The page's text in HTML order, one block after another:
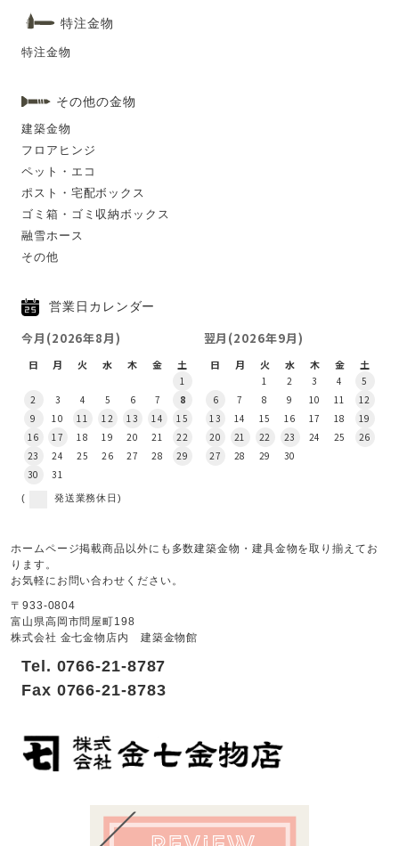
特注金物
特注金物
その他の金物
建築金物
フロアヒンジ
ペット・エコ
ポスト・宅配ボックス
ゴミ箱・ゴミ収納ボックス
融雪ホース
その他
営業日カレンダー
今月(2026年8月)
日 月 火 水 木 金 土
1
2
3 4 5 6 7
8
9
10 11 12 13 14
15
16
17 18 19 20 21
22
23
24 25 26 27 28
29
30
31
翌月(2026年9月)
日 月 火 水 木 金 土
1 2 3 4
5
6
7 8 9 10 11
12
13
14 15 16 17 18
19
20
21 22 23 24 25
26
27
28 29 30
( 発送業務休日)
ホームページ掲載商品以外にも多数建築金物・建具金物を取り揃えてお
ります。
お気軽にお問い合わせください。
〒933-0804
富山県高岡市問屋町198
株式会社 金七金物店内 建築金物館
Tel. 0766-21-8787
Fax 0766-21-8783